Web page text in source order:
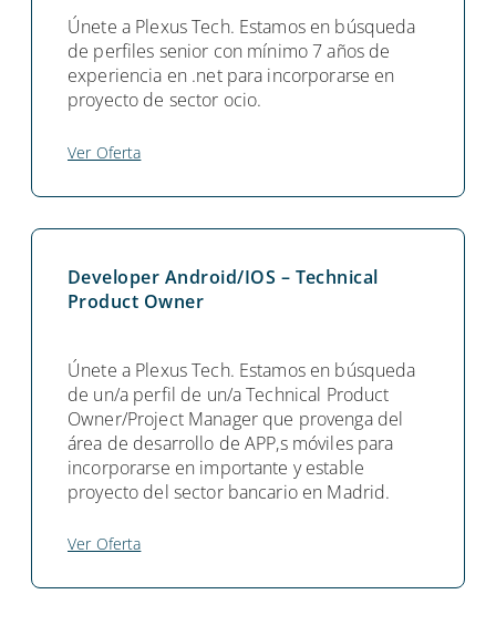
Únete a Plexus Tech. Estamos en búsqueda
de perfiles senior con mínimo 7 años de
experiencia en .net para incorporarse en
proyecto de sector ocio.
Ver Oferta
Developer Android/IOS – Technical
Product Owner
Únete a Plexus Tech. Estamos en búsqueda
de un/a perfil de un/a Technical Product
Owner/Project Manager que provenga del
área de desarrollo de APP,s móviles para
incorporarse en importante y estable
proyecto del sector bancario en Madrid.
Ver Oferta